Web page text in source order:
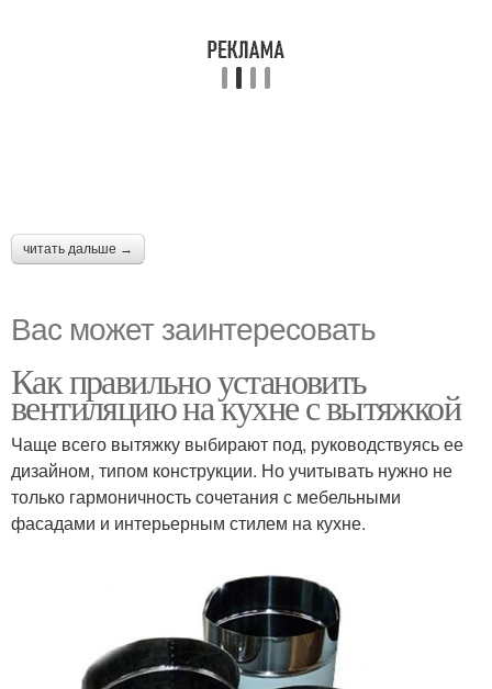
читать дальше →
Вас может заинтересовать
Как правильно установить
вентиляцию на кухне с вытяжкой
Чаще всего вытяжку выбирают под, руководствуясь ее
дизайном, типом конструкции. Но учитывать нужно не
только гармоничность сочетания с мебельными
фасадами и интерьерным стилем на кухне.